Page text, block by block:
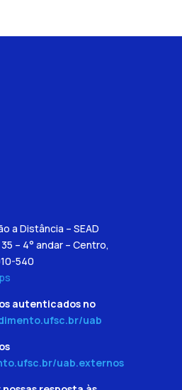
a Distância – SEAD
– 4° andar – Centro,
540
autenticados no
uab
uab.externos